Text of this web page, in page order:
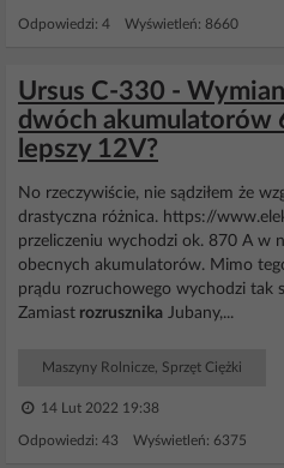
Odpowiedzi: 4 Wyświetleń: 8660
Ursus C-330 -
dwóch akumulatorów
lepszy 12V?
No rzeczywiście, nie sądziłem że
drastyczna różnica. https://
przeliczeniu wychodzi ok. 870 A w
obecnych akumulatorów. Mimo
prądu rozruchowego wychodzi tak
Zamiast rozrusznika Jubany,...
Maszyny Rolnicze, Sprzęt Ciężki
14 Lut 2022 19:38
Odpowiedzi: 43 Wyświetleń: 6375